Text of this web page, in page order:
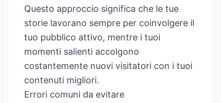
Questo approccio significa che le tue
storie lavorano sempre per coinvolgere il
tuo pubblico attivo, mentre i tuoi
momenti salienti accolgono
costantemente nuovi visitatori con i tuoi
contenuti migliori.
Errori comuni da evitare